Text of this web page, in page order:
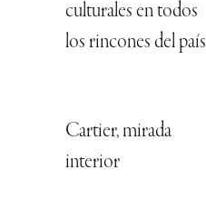
culturales en todos
los rincones del país
Cartier, mirada
interior